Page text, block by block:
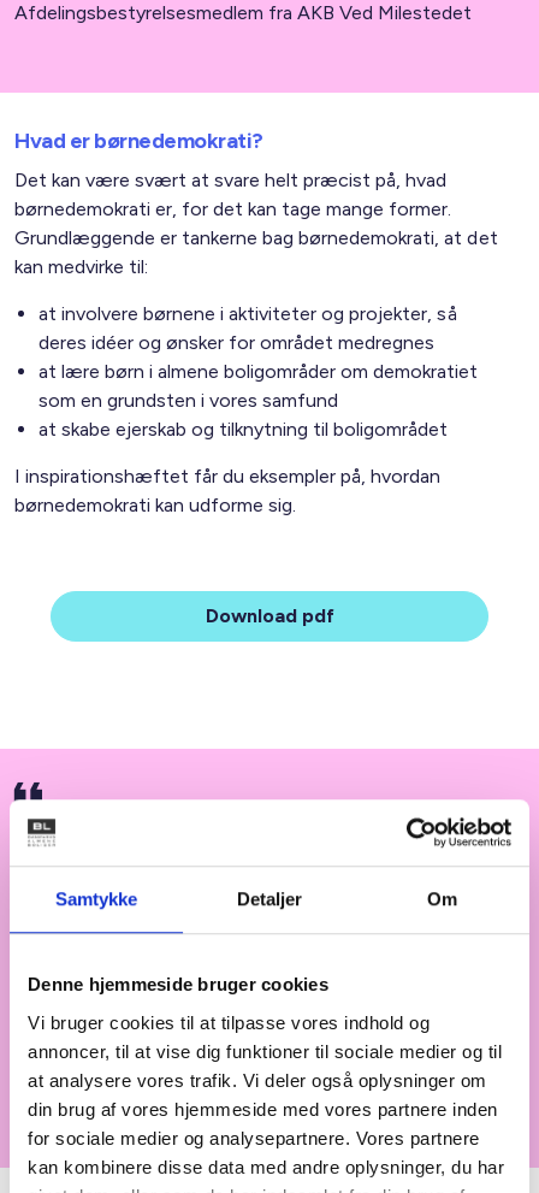
Samtykke Detaljer Om
Denne hjemmeside bruger cookies
Vi bruger cookies til at tilpasse vores indhold og
annoncer, til at vise dig funktioner til sociale medier og til
at analysere vores trafik. Vi deler også oplysninger om
din brug af vores hjemmeside med vores partnere inden
for sociale medier og analysepartnere. Vores partnere
kan kombinere disse data med andre oplysninger, du har
Afdelingsbestyrelsesmedlem fra AKB Ved Milestedet
Download pdf
Hvad er børnedemokrati?
Det kan være svært at svare helt præcist på, hvad
børnedemokrati er, for det kan tage mange former.
Grundlæggende er tankerne bag børnedemokrati, at det
kan medvirke til:
at involvere børnene i aktiviteter og projekter, så
deres idéer og ønsker for området medregnes
at lære børn i almene boligområder om demokratiet
som en grundsten i vores samfund
at skabe ejerskab og tilknytning til boligområdet
I inspirationshæftet får du eksempler på, hvordan
børnedemokrati kan udforme sig.
Børnedemokrati kan medvirke til at styrke
både børn og beboerdemokrati og
samtidig spare boligafdelingen for
boligområder plages af uro og hærværk
fra boligområdernes egne børn.
Ejendomsfunktionær fra AKB Ved Milestedet